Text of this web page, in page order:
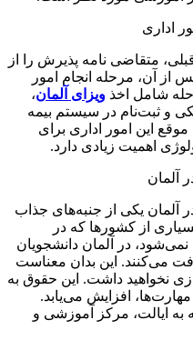
اداری
متقاضی نامه پذیرش را از
آن، مرحله انجام امور
شامل اخذ ویزای آلمان،
و ثبت‌نام در سیستم بیمه
این امور اداری برای
اهمیت زیادی دارد.
آلمان
آلمان یکی از جنبه‌های جذاب
از کشورها که در
در آلمان دانشجویان
می‌کنند. این بدان معناست
نخواهید داشت. این حقوق به
افزایش می‌یابد.
ایالت، مرکز آموزشی و